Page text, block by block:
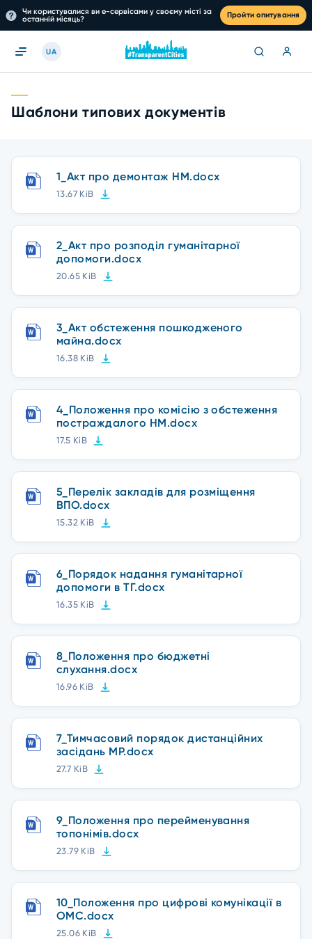
Чи користувалися ви е-сервісами у своєму місті за
останній місяць?
Пройти опитування
UA
Шаблони типових документів
1_Акт про демонтаж НМ.docx
13.67 KiB
2_Акт про розподіл гуманітарної
допомоги.docx
20.65 KiB
3_Акт обстеження пошкодженого
майна.docx
16.38 KiB
4_Положення про комісію з обстеження
постраждалого НМ.docx
17.5 KiB
5_Перелік закладів для розміщення
ВПО.docx
15.32 KiB
6_Порядок надання гуманітарної
допомоги в ТГ.docx
16.35 KiB
8_Положення про бюджетні
слухання.docx
16.96 KiB
7_Тимчасовий порядок дистанційних
засідань МР.docx
27.7 KiB
9_Положення про перейменування
топонімів.docx
23.79 KiB
10_Положення про цифрові комунікації в
ОМС.docx
25.06 KiB